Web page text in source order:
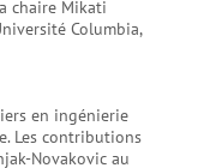
chaire Mikati
Columbia,
en ingénierie
Les contributions
Novakovic au